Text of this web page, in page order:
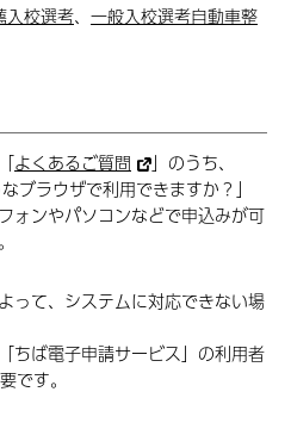
校選考、 一般入校選考自動車整
よくあるご質問
」のうち、
ブラウザで利用できますか？」
ォンやパソコンなどで申込みが可
って、システムに対応できない場
ちば電子申請サービス」の利用者
です。